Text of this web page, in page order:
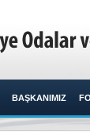
BAŞKANIMIZ